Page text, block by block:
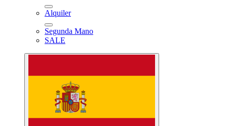
Alquiler
Segunda Mano
SALE